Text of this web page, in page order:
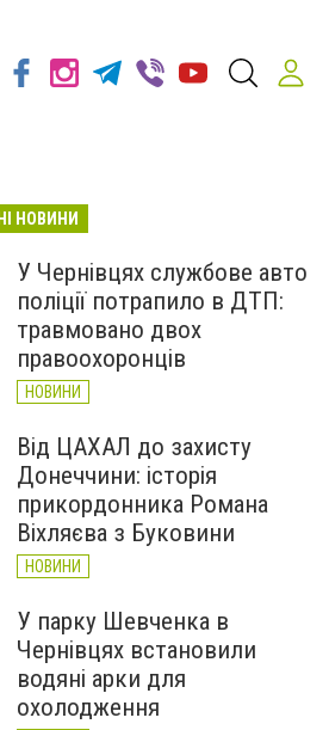
НОВИНИ
У Чернівцях службове авто
поліції потрапило в ДТП:
травмовано двох
правоохоронців
НОВИНИ
Від ЦАХАЛ до захисту
Донеччини: історія
прикордонника Романа
Віхляєва з Буковини
НОВИНИ
У парку Шевченка в
Чернівцях встановили
водяні арки для
охолодження